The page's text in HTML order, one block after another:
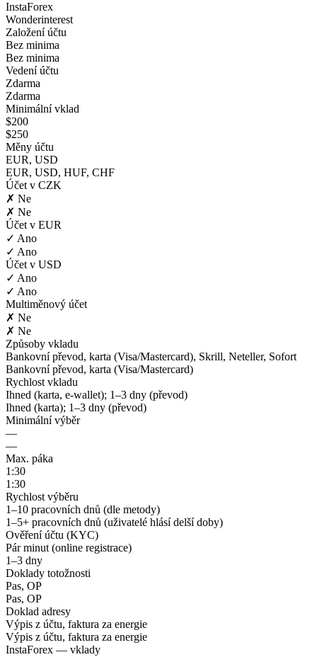
InstaForex
Wonderinterest
Založení účtu
Bez minima
Bez minima
Vedení účtu
Zdarma
Zdarma
Minimální vklad
$200
$250
Měny účtu
EUR, USD
EUR, USD, HUF, CHF
Účet v CZK
✗ Ne
✗ Ne
Účet v EUR
✓ Ano
✓ Ano
Účet v USD
✓ Ano
✓ Ano
Multiměnový účet
✗ Ne
✗ Ne
Způsoby vkladu
Bankovní převod, karta (Visa/Mastercard), Skrill, Neteller, Sofort
Bankovní převod, karta (Visa/Mastercard)
Rychlost vkladu
Ihned (karta, e-wallet); 1–3 dny (převod)
Ihned (karta); 1–3 dny (převod)
Minimální výběr
—
—
Max. páka
1:30
1:30
Rychlost výběru
1–10 pracovních dnů (dle metody)
1–5+ pracovních dnů (uživatelé hlásí delší doby)
Ověření účtu (KYC)
Pár minut (online registrace)
1–3 dny
Doklady totožnosti
Pas, OP
Pas, OP
Doklad adresy
Výpis z účtu, faktura za energie
Výpis z účtu, faktura za energie
InstaForex — vklady